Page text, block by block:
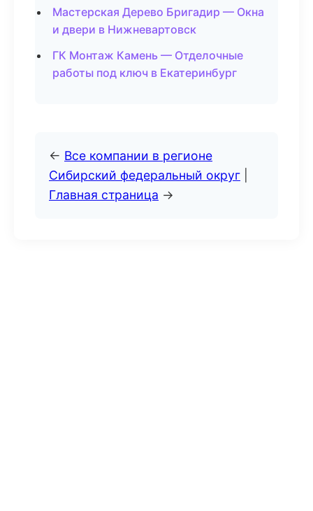
Мастерская Дерево Бригадир — Окна
и двери в Нижневартовск
ГК Монтаж Камень — Отделочные
работы под ключ в Екатеринбург
← Все компании в регионе
Сибирский федеральный округ
Главная страница →